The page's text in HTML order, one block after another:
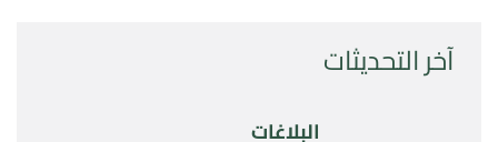
آخر التحديثات
البلاغات